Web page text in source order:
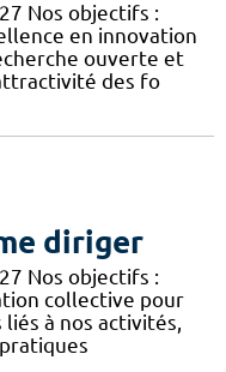
Nos objectifs :
en innovation
ouverte et
des fo
diriger
Nos objectifs :
collective pour
à nos activités,